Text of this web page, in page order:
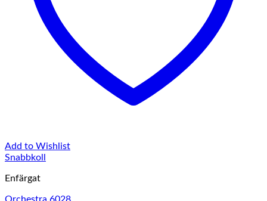
Add to Wishlist
Snabbkoll
Enfärgat
Orchestra 6028